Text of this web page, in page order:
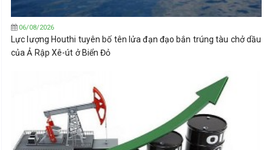
06/08/2026
Lực lượng Houthi tuyên bố tên lửa đạn đạo bắn trúng tàu chở dầu
của Ả Rập Xê-út ở Biển Đỏ